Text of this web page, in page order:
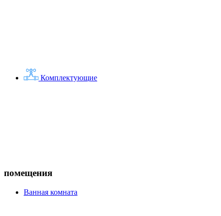
Комплектующие
помещения
Ванная комната